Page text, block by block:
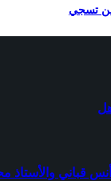
تسجي
قباني والأستاذ